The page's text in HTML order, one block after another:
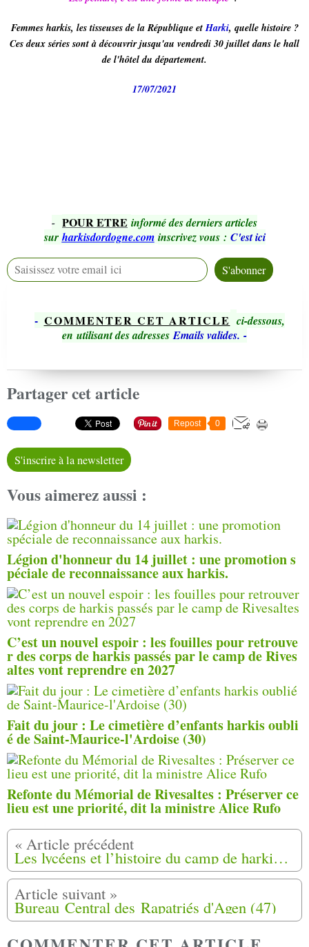
Femmes harkis, les tisseuses de la République etHarki, quelle histoire ?
Ces deux séries sont à découvrir jusqu'au vendredi 30 juillet dans le hall
de l'hôtel du département.
17/07/2021
- POUR ETRE informé des derniers articles
sur harkisdordogne.com inscrivez vous : C'est ici
- COMMENTER CET ARTICLE ci-dessous,
en utilisant des adressesEmails valides. -
Partager cet article
Repost 0
S'inscrire à la newsletter
Vous aimerez aussi :
Légion d'honneur du 14 juillet : une promotion s
péciale de reconnaissance aux harkis.
C’est un nouvel espoir : les fouilles pour retrouve
r des corps de harkis passés par le camp de Rives
altes vont reprendre en 2027
Fait du jour : Le cimetière d’enfants harkis oubli
é de Saint-Maurice-l'Ardoise (30)
Refonte du Mémorial de Rivesaltes : Préserver ce
lieu est une priorité, dit la ministre Alice Rufo
Les lycéens et l’histoire du camp de harkis à Bias (47)
Bureau Central des Rapatriés d'Agen (47)